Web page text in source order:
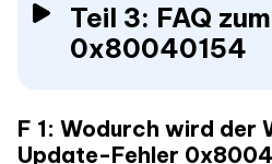
Teil 3: FAQ
0x80040154
F 1: Wodurch wird der
Update-Fehler